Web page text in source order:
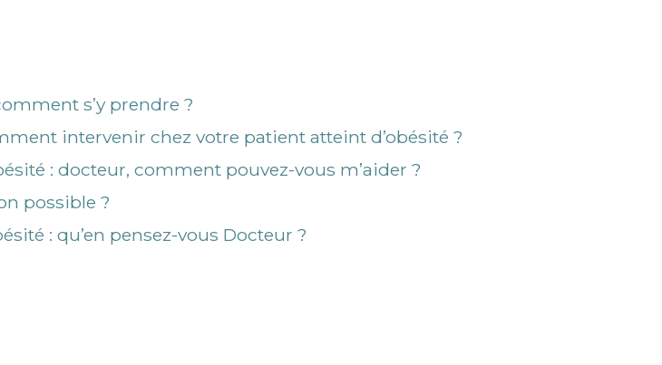
s’y prendre ?
intervenir chez votre patient atteint d’obésité ?
: docteur, comment pouvez-vous m’aider ?
possible ?
: qu’en pensez-vous Docteur ?